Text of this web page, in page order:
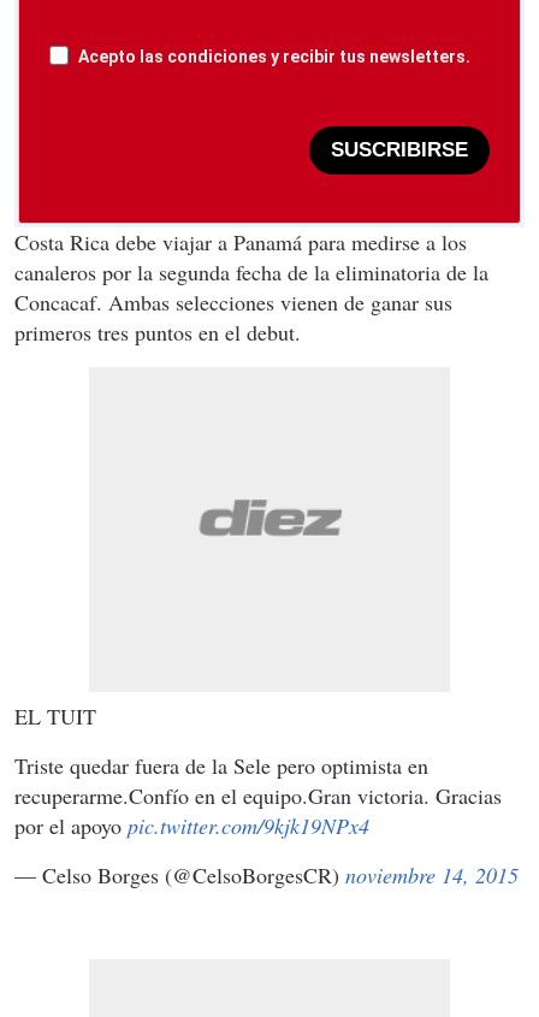
Acepto las condiciones y recibir tus newsletters.
SUSCRIBIRSE
Costa Rica debe viajar a Panamá para medirse a los
canaleros por la segunda fecha de la eliminatoria de la
Concacaf. Ambas selecciones vienen de ganar sus
primeros tres puntos en el debut.
EL TUIT
Triste quedar fuera de la Sele pero optimista en
recuperarme.Confío en el equipo.Gran victoria. Gracias
por el apoyo pic.twitter.com/9kjk19NPx4
— Celso Borges (@CelsoBorgesCR) noviembre 14, 2015